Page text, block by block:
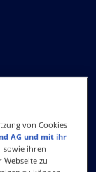
oder eine
die von
von Cookies
AG und mit ihr
sowie ihren
zu